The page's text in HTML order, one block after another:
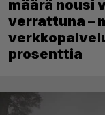
Aktiivisten
määrä nousi
verrattuna –